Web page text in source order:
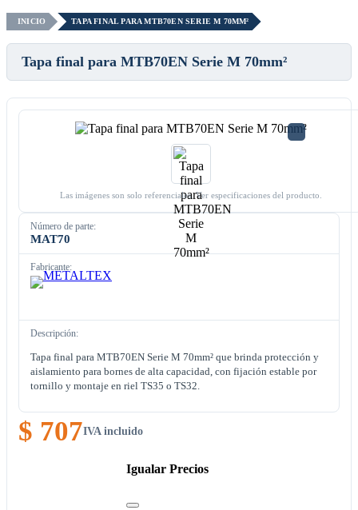
INICIO TAPA FINAL PARA MTB70EN SERIE M 70MM²
Tapa final para MTB70EN Serie M 70mm²
Las imágenes son solo referenciales. Ver especificaciones del producto.
Número de parte:
MAT70
Fabricante:
Descripción:
Tapa final para MTB70EN Serie M 70mm² que brinda protección y
aislamiento para bornes de alta capacidad, con fijación estable por
tornillo y montaje en riel TS35 o TS32.
$ 707IVA incluido
Igualar Precios